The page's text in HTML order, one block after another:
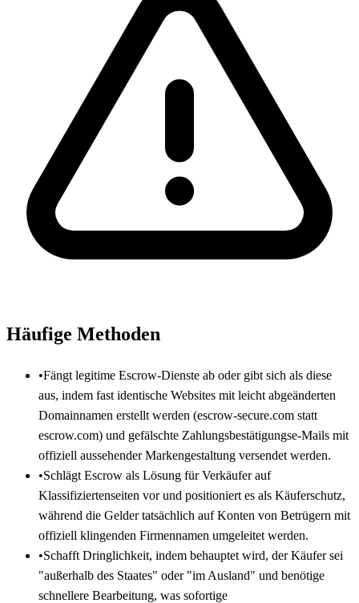
Häufige Methoden
•Fängt legitime Escrow-Dienste ab oder gibt sich als diese
aus, indem fast identische Websites mit leicht abgeänderten
Domainnamen erstellt werden (escrow-secure.com statt
escrow.com) und gefälschte Zahlungsbestätigungse-Mails mit
offiziell aussehender Markengestaltung versendet werden.
•Schlägt Escrow als Lösung für Verkäufer auf
Klassifiziertenseiten vor und positioniert es als Käuferschutz,
während die Gelder tatsächlich auf Konten von Betrügern mit
offiziell klingenden Firmennamen umgeleitet werden.
•Schafft Dringlichkeit, indem behauptet wird, der Käufer sei
"außerhalb des Staates" oder "im Ausland" und benötige
schnellere Bearbeitung, was sofortige